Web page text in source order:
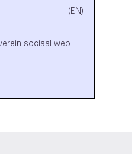
(EN)
sociaal web